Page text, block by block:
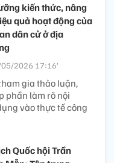
kiến thức, nâng
quả hoạt động của
dân cử ở địa
2026 17:16’
gia thảo luận,
phần làm rõ nội
vào thực tế công
Quốc hội Trần